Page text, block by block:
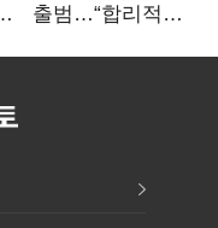
출범…“합리적
서비스로 승부”